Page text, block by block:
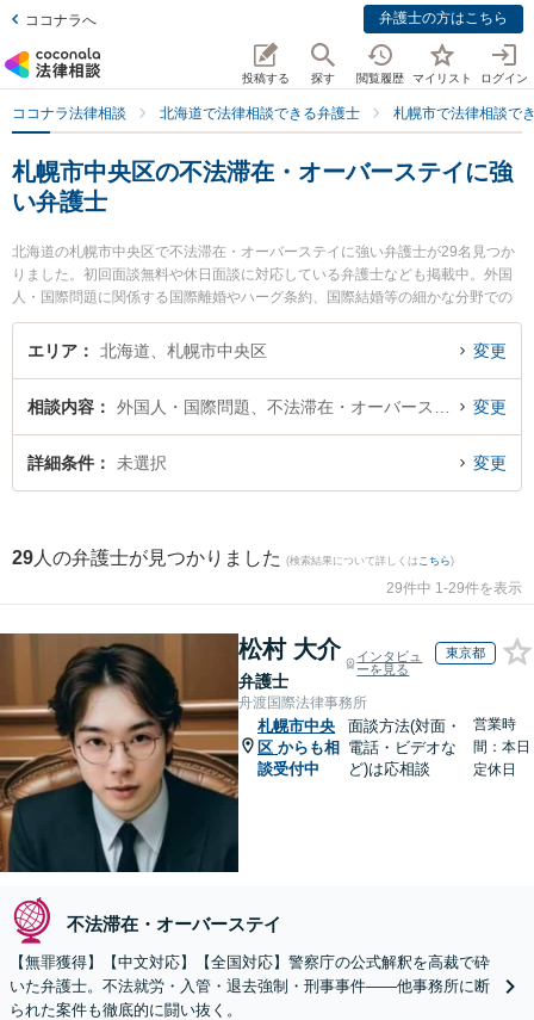
ココナラへ 弁護士の方はこちら
投稿する 探す 閲覧履歴 マイリスト ログイン
ココナラ法律相談 北海道で法律相談できる弁護士 札幌市で法律相談で
札幌市中央区の不法滞在・オーバーステイに強
い弁護士
北海道の札幌市中央区で不法滞在・オーバーステイに強い弁護士が29名見つか
りました。初回面談無料や休日面談に対応している弁護士なども掲載中。外国
人・国際問題に関係する国際離婚やハーグ条約、国際結婚等の細かな分野での
絞り込み検索もでき便利です。特に春楡法律事務所の丹波 良太弁護士や札幌ク
リア法律事務所の南 知里弁護士、稻垣・細井法律事務所の稻垣 佳典弁護士のプ
士に相談したい』『不法滞在・オーバーステイのトラブル解決の実績豊富な近
くの弁護士を検索したい』『初回相談無料で不法滞在・オーバーステイを法律
相談できる札幌市中央区内の弁護士に相談予約したい』などでお困りの相談者
エリア 北海道、札幌市中央区 変更
相談内容 変更
詳細条件 未選択 変更
29 人の弁護士が見つかりました (検索結果について詳しくは こちら)
29件中 1-29件を表示
松村 大介
弁護士
インタビュ
ーを見る
東京都
舟渡国際法律事務所
札幌市中央
区 からも相
談受付中
面談方法(対面・
電話・ビデオな
ど)は応相談
営業時
間：本日
定休日
不法滞在・オーバーステイ
【無罪獲得】【中文対応】【全国対応】警察庁の公式解釈を高裁で砕
いた弁護士。不法就労・入管・退去強制・刑事事件——他事務所に断
られた案件も徹底的に闘い抜く。